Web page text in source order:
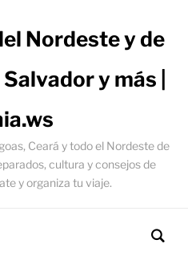
Nordeste y de
y más |
Ceará y todo el Nordeste de
cultura y consejos de
y organiza tu viaje.